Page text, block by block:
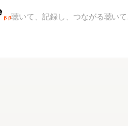
β β聴いて、記録し、つながる聴い